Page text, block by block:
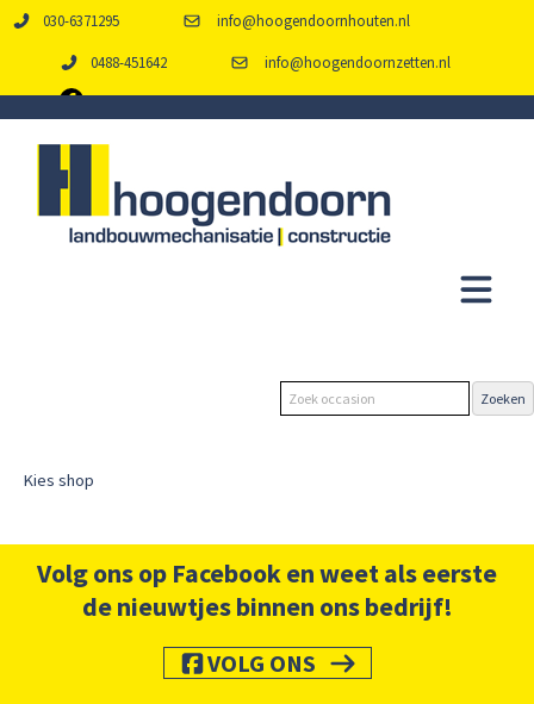
030-6371295 info@hoogendoornhouten.nl
0488-451642 info@hoogendoornzetten.nl
Kies shop
Volg ons op Facebook en weet als eerste
de nieuwtjes binnen ons bedrijf!
VOLG ONS